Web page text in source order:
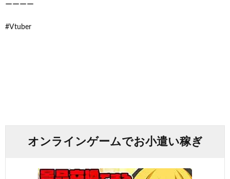
ーーーー
#Vtuber
オンラインゲームでお小遣い稼ぎ